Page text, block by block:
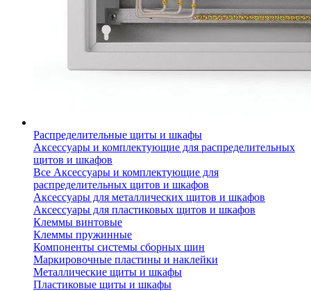
Распределительные щиты и шкафы
Аксессуары и комплектующие для распределительных
щитов и шкафов
Все Аксессуары и комплектующие для
распределительных щитов и шкафов
Аксессуары для металлических щитов и шкафов
Аксессуары для пластиковых щитов и шкафов
Клеммы винтовые
Клеммы пружинные
Компоненты системы сборных шин
Маркировочные пластины и наклейки
Металлические щиты и шкафы
Пластиковые щиты и шкафы